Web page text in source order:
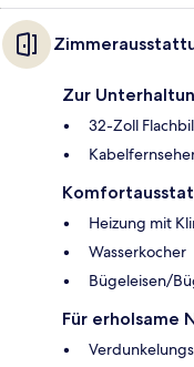
Zur
32-Zoll
Heizung mit
Wasserkocher
Bügeleisen/
Für erholsame